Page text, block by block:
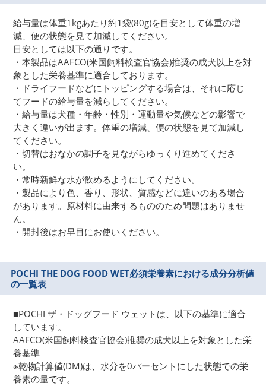
給与量は体重1kgあたり約1袋(80g)を目安として体重の増
減、便の状態を見て加減してください。
目安としては以下の通りです。
・本製品はAAFCO(米国飼料検査官協会)推奨の成犬以上を対
象とした栄養基準に適合しております。
・ドライフードなどにトッピングする場合は、それに応じ
てフードの給与量を減らしてください。
・給与量は犬種・年齢・性別・運動量や気候などの影響で
大きく違いが出ます。体重の増減、便の状態を見て加減し
てください。
・切替はおなかの調子を見ながらゆっくり進めてくださ
い。
・常時新鮮な水が飲めるようにしてください。
・製品により色、香り、形状、質感などに違いのある場合
があります。原材料に由来するもののため問題はありませ
ん。
・開封後はお早目にお使いください。
POCHI THE DOG FOOD WET必須栄養素における成分分析値
の一覧表
■POCHI ザ・ドッグフード ウェットは、以下の基準に適合
しています。
AAFCO(米国飼料検査官協会)推奨の成犬以上を対象とした栄
養基準
※乾物計算値(DM)は、水分を0パーセントにした状態での栄
養素の量です。